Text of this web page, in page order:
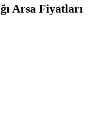
Arsa Fiyatları